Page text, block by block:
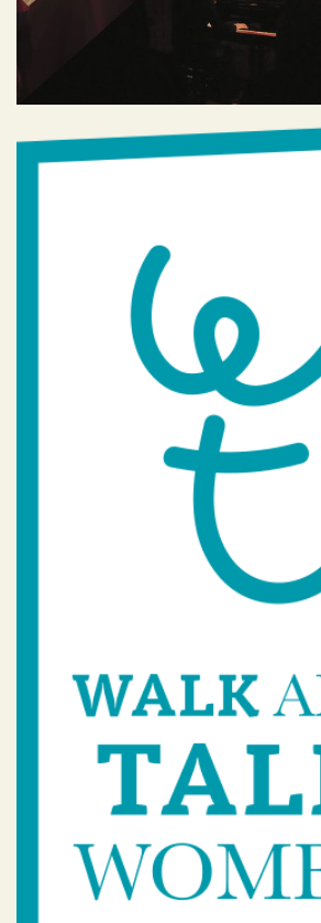
Walk & Talk
Geen categorie